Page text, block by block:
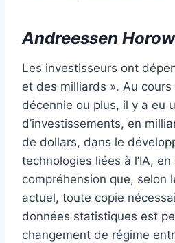
Andreessen
Les investisseurs ont
et des milliards ». Au
décennie ou plus, il y a eu
d’investissements, en
de dollars, dans le
technologies liées à l’IA,
compréhension que, selon
actuel, toute copie
données statistiques est
changement de régime